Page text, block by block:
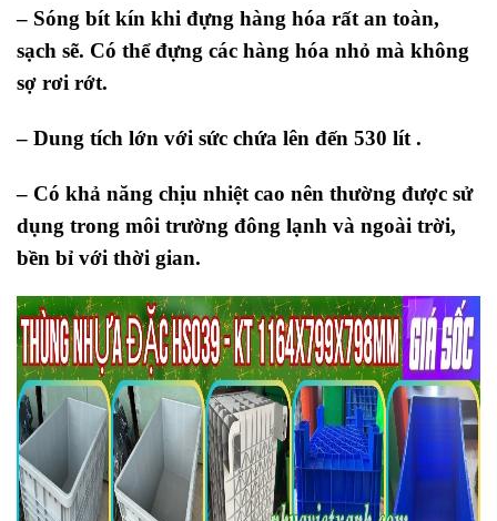
– Sóng bít kín khi đựng hàng hóa rất an toàn,
sạch sẽ. Có thể đựng các hàng hóa nhỏ mà không
sợ rơi rớt.
– Dung tích lớn với sức chứa lên đến 530 lít .
– Có khả năng chịu nhiệt cao nên thường được sử
dụng trong môi trường đông lạnh và ngoài trời,
bền bỉ với thời gian.